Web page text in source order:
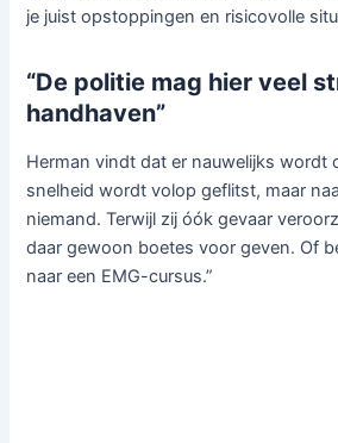
je juist opstoppingen en risicovolle
“De politie mag hier veel
handhaven”
Herman vindt dat er nauwelijks wordt
snelheid wordt volop geflitst, maar
niemand. Terwijl zij óók gevaar
daar gewoon boetes voor geven. Of
naar een EMG-cursus.”